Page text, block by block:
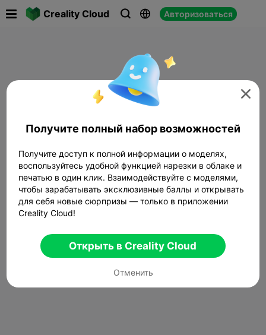
Creality Cloud   Авторизоваться

Получите полный набор возможностей
Получите доступ к полной информации о моделях,
воспользуйтесь удобной функцией нарезки в облаке и
печатью в один клик. Взаимодействуйте с моделями,
чтобы зарабатывать эксклюзивные баллы и открывать
для себя новые сюрпризы — только в приложении
Creality Cloud!
Открыть в Creality Cloud
Отменить